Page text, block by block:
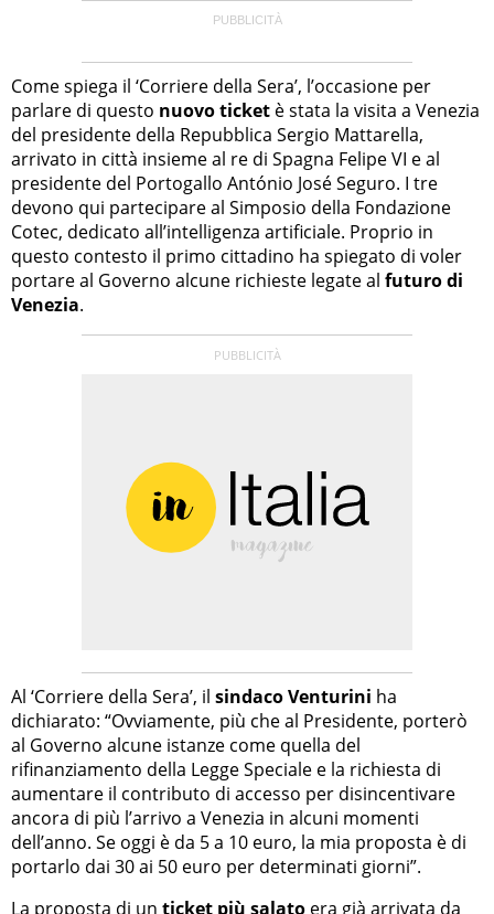
Come spiega il ‘Corriere della Sera’, l’occasione per
parlare di questo nuovo ticket è stata la visita a Venezia
del presidente della Repubblica Sergio Mattarella,
arrivato in città insieme al re di Spagna Felipe VI e al
presidente del Portogallo António José Seguro. I tre
devono qui partecipare al Simposio della Fondazione
Cotec, dedicato all’intelligenza artificiale. Proprio in
questo contesto il primo cittadino ha spiegato di voler
portare al Governo alcune richieste legate al futuro di
Venezia.
Al ‘Corriere della Sera’, il sindaco Venturini ha
dichiarato: “Ovviamente, più che al Presidente, porterò
al Governo alcune istanze come quella del
rifinanziamento della Legge Speciale e la richiesta di
aumentare il contributo di accesso per disincentivare
ancora di più l’arrivo a Venezia in alcuni momenti
dell’anno. Se oggi è da 5 a 10 euro, la mia proposta è di
portarlo dai 30 ai 50 euro per determinati giorni”.
La proposta di un ticket più salato era già arrivata da